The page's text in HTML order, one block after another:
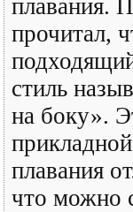
плавания.
прочитал,
стиль
на боку».
плавания
что можно